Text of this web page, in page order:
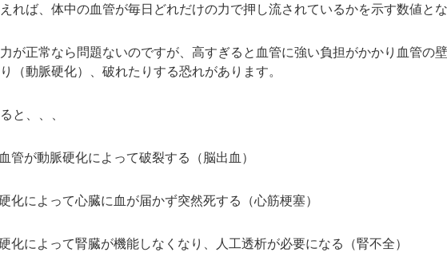
れば、体中の血管が毎日どれだけの力で押し流されているかを示す数値とな
が正常なら問題ないのですが、高すぎると血管に強い負担がかかり血管の
（動脈硬化）、破れたりする恐れがあります。
と、、、
管が動脈硬化によって破裂する（脳出血）
化によって心臓に血が届かず突然死する（心筋梗塞）
化によって腎臓が機能しなくなり、人工透析が必要になる（腎不全）